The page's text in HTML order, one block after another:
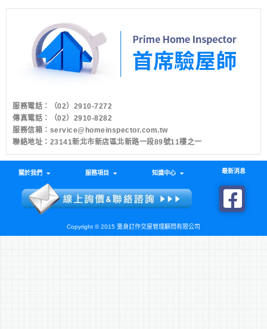
服務電話：
（02）2910-7272
傳真電話：（02）2910-8282
服務信箱： service@homeinspector.com.tw
聯絡地址：23141新北市新店區北新路一段89號11樓之一
關於我們 服務項目 知識中心 最新消息
Copyright © 2015 量身訂作交屋管理顧問有限公司